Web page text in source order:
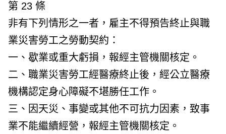
第 23 條
非有下列情形之一者，雇主不得預告終止與職
業災害勞工之勞動契約：
一、歇業或重大虧損，報經主管機關核定。
二、職業災害勞工經醫療終止後，經公立醫療
機構認定身心障礙不堪勝任工作。
三、因天災、事變或其他不可抗力因素，致事
業不能繼續經營，報經主管機關核定。